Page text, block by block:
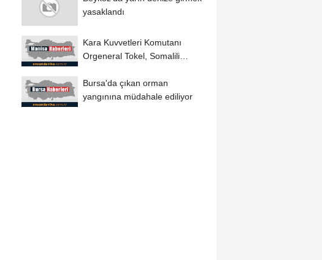
yasaklandı
Kara Kuvvetleri Komutanı
Orgeneral Tokel, Somalili
Bursa'da çıkan orman
yangınına müdahale ediliyor